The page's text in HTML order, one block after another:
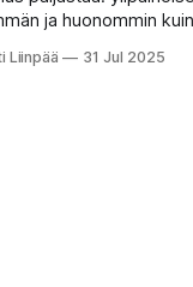
ja huonommin kuin
ja vaikeuttaa
Liinpää 31 Jul 2025